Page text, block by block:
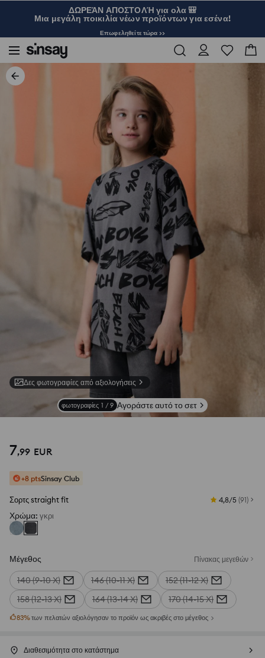
ΔΩΡΕΆΝ ΑΠΟΣΤΟΛΉ για ολα 🎒
Μια μεγάλη ποικιλία νέων προϊόντων για εσένα!
Επωφεληθείτε τώρα >>
Δες φωτογραφίες από αξιολογήσεις
φωτογραφίες 1 / 9 Αγοράστε αυτό το σετ
7,99 EUR
+8 ptsSinsay Club
Σορτς straight fit 4,8/5 (91)
Χρώμα: γκρι
Μέγεθος Πίνακας μεγεθών
140 (9-10 Χ) 146 (10-11 Χ)
152 (11-12 Χ)
158 (12-13 Χ)
164 (13-14 Χ) 170 (14-15 Χ)
83%των πελατών αξιολόγησαν το προϊόν ως ακριβές στο μέγεθος
Διαθεσιμότητα στο κατάστημα